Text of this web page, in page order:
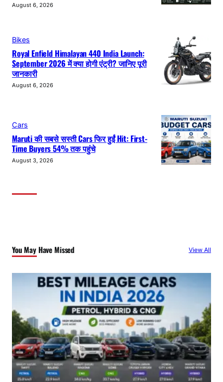
August 6, 2026
Bikes
Royal Enfield Himalayan 440 India Launch:
September 2026 में क्या होगी एंट्री? जानिए पूरी
जानकारी
August 6, 2026
Cars
Maruti की सबसे सस्ती Cars फिर हुईं Hit: First-
Time Buyers 54% तक पहुंचे
August 3, 2026
You May Have Missed View All